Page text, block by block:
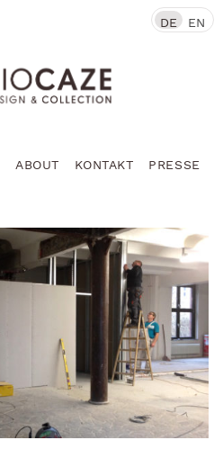
ABOUT KONTAKT PRESSE
DE EN